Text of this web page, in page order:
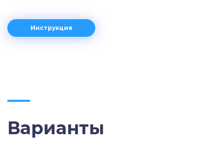
Инструкция
Варианты